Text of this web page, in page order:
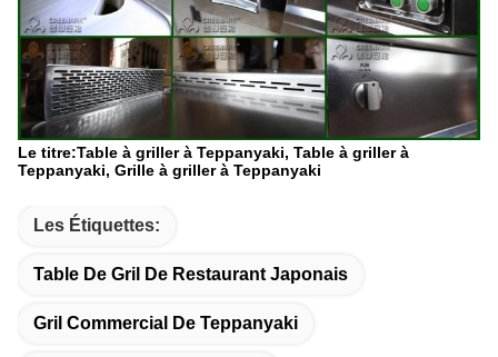
Le titre:Table à griller à Teppanyaki, Table à griller à
Teppanyaki, Grille à griller à Teppanyaki
Les Étiquettes:
Table De Gril De Restaurant Japonais
Gril Commercial De Teppanyaki